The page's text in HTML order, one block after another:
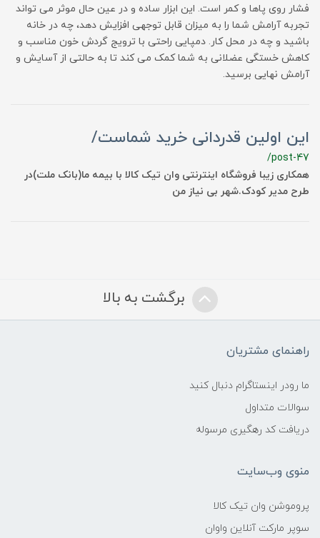
فشار روی پاها و کمر است. این ابزار ساده و در عین حال موثر می تواند
تجربه آرامش شما را به میزان قابل توجهی افزایش دهد، چه در خانه
باشید و چه در محل کار. دمپایی راحتی با ترویج گردش خون مناسب و
کاهش خستگی عضلانی به شما کمک می کند تا به حالتی از آسایش و
آرامش نهایی برسید.
این اولین قدردانی خرید شماست/
/post-47
همکاری زیبا فروشگاه اینترنتی وان تیک کالا با بیمه ما(بانک ملت)در
طرح مدیر کودک.شهر بی نیاز من
برگشت به بالا
راهنمای مشتریان
ما رودر اینستاگرام دنبال کنید
سوالات متداول
دریافت کد رهگیری مرسوله
منوی وب‌سایت
پروموشن وان تیک کالا
سوپر مارکت آنلاین واوان